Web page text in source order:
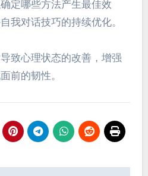
跟踪训练和比赛期间自
。
记录思想，使用表现指标
，以及寻求教练的反馈。
感反应可以识别增强或阻